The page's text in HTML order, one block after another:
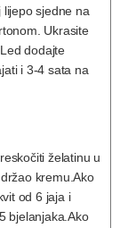
lijepo sjedne na
Ukrasite
dodajte
i 3-4 sata na
želatinu u
kremu.Ako
od 6 jaja i
bjelanjaka.Ako